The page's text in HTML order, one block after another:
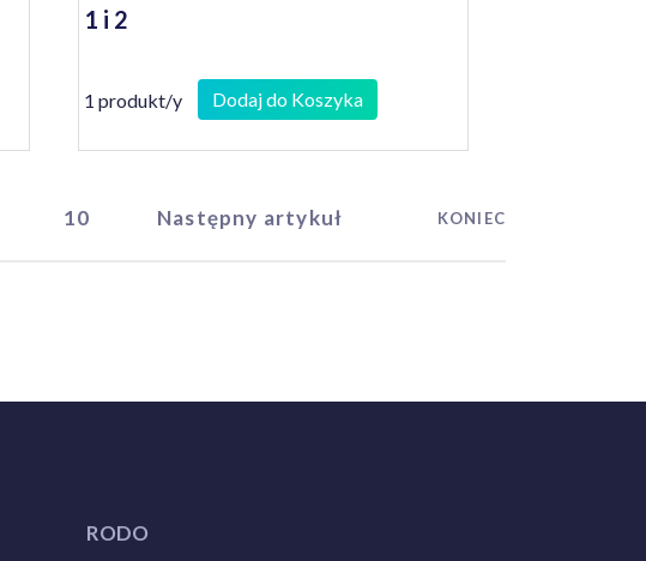
1 i 2
1 produkt/y Dodaj do Koszyka
10 Następny artykuł KONIEC
RODO